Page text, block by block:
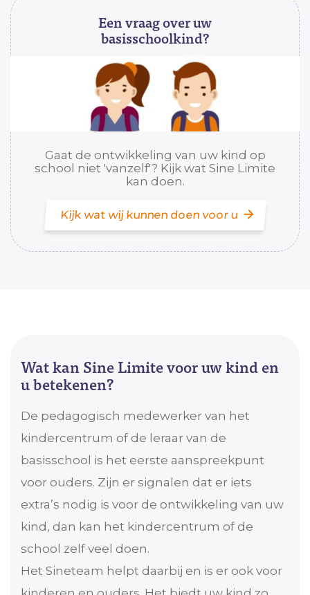
Een vraag over uw
basisschoolkind?
Gaat de ontwikkeling van uw kind op
school niet 'vanzelf'? Kijk wat Sine Limite
kan doen.
Kijk wat wij kunnen doen voor u
Wat kan Sine Limite voor uw kind en
u betekenen?
De pedagogisch medewerker van het
kindercentrum of de leraar van de
basisschool is het eerste aanspreekpunt
voor ouders. Zijn er signalen dat er iets
extra’s nodig is voor de ontwikkeling van uw
kind, dan kan het kindercentrum of de
school zelf veel doen.
Het Sineteam helpt daarbij en is er ook voor